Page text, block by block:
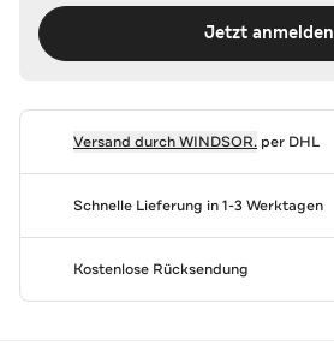
Jetzt anmelden
Versand durchWINDSOR.per DHL
Schnelle Lieferung in 1-3 Werktagen
Kostenlose Rücksendung